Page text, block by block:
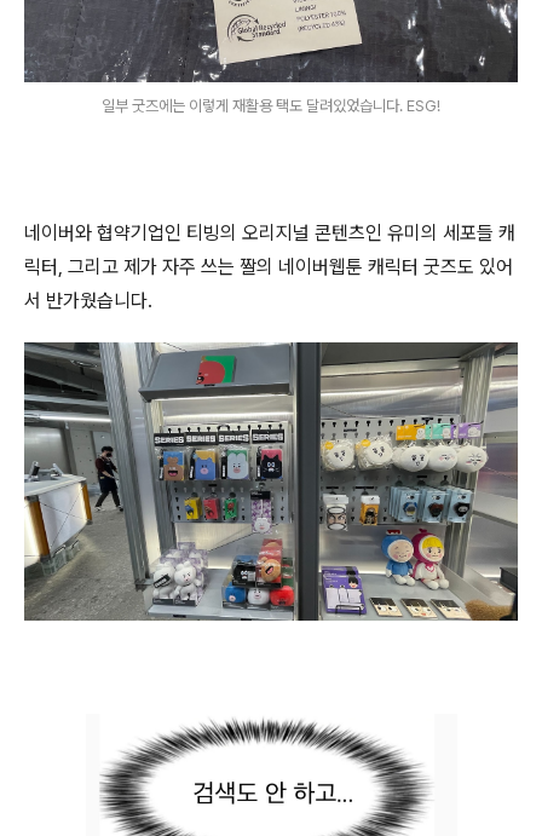
일부 굿즈에는 이렇게 재활용 택도 달려있었습니다. ESG!
네이버와 협약기업인 티빙의 오리지널 콘텐츠인 유미의 세포들 캐
릭터, 그리고 제가 자주 쓰는 짤의 네이버웹툰 캐릭터 굿즈도 있어
서 반가웠습니다.